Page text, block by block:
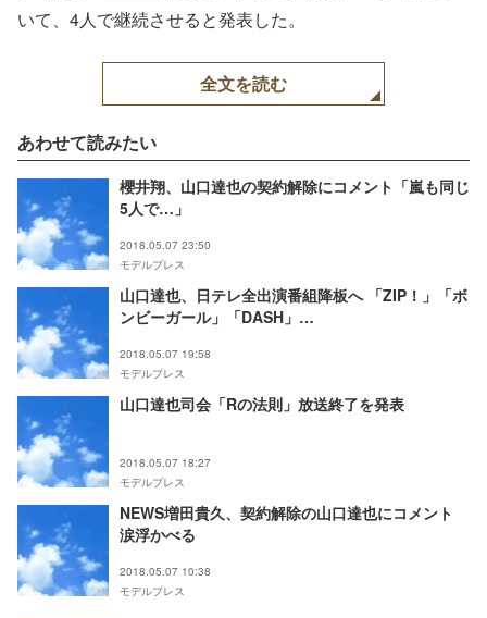
いて、4人で継続させると発表した。
全文を読む
あわせて読みたい
櫻井翔、山口達也の契約解除にコメント「嵐も同じ
5人で…」
2018.05.07 23:50
モデルプレス
山口達也、日テレ全出演番組降板へ 「ZIP！」「ボ
ンビーガール」「DASH」…
2018.05.07 19:58
モデルプレス
山口達也司会「Rの法則」放送終了を発表
2018.05.07 18:27
モデルプレス
NEWS増田貴久、契約解除の山口達也にコメント
涙浮かべる
2018.05.07 10:38
モデルプレス